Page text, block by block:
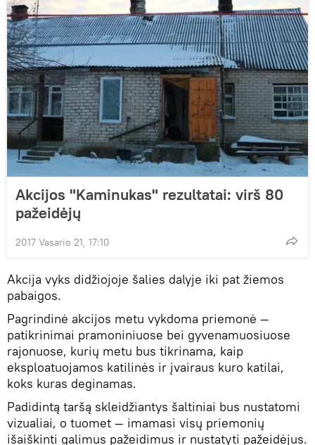
Akcijos "Kaminukas" rezultatai: virš 80
pažeidėjų
2017 Vasario 21, 17:10
Akcija vyks didžiojoje šalies dalyje iki pat žiemos
pabaigos.
Pagrindinė akcijos metu vykdoma priemonė —
patikrinimai pramoniniuose bei gyvenamuosiuose
rajonuose, kurių metu bus tikrinama, kaip
eksploatuojamos katilinės ir įvairaus kuro katilai,
koks kuras deginamas.
Padidintą taršą skleidžiantys šaltiniai bus nustatomi
vizualiai, o tuomet — imamasi visų priemonių
išaiškinti galimus pažeidimus ir nustatyti pažeidėjus.